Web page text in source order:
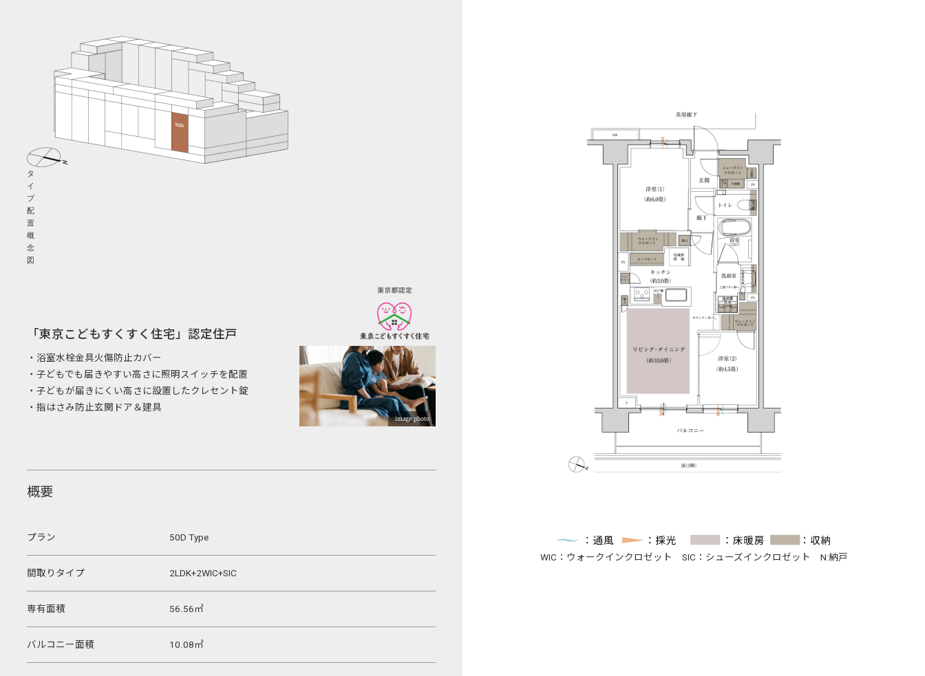
WIC：ウォークインクロゼット SIC：シューズインクロゼット N:納戸
タ
イ
プ
配
置
概
念
図
「東京こどもすくすく住宅」認定住戸
・浴室水栓金具火傷防止カバー
・子どもでも届きやすい高さに照明スイッチを配置
・子どもが届きにくい高さに設置したクレセント錠
・指はさみ防止玄関ドア＆建具
image photo
概要
プラン 50D Type
間取りタイプ 2LDK+2WIC+SIC
専有面積 56.56㎡
バルコニー面積 10.08㎡